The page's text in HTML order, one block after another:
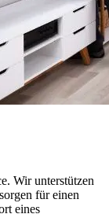
Wir unterstützen
für einen
eines